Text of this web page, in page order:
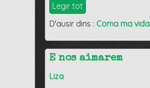
Legir tot
D'ausir dins : Coma ma vida
E nos aimarem
Liza